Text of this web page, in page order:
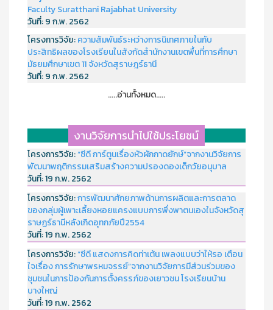
Faculty Suratthani Rajabhat University
วันที่:9 ก.พ. 2562
โครงการวิจัย:ความสัมพันธ์ระหว่างการนิเทศภายในกับ
ประสิทธิผลของโรงเรียนในสังกัดสำนักงานเขตพื้นที่การศึกษา
มัธยมศึกษาเขต 11 จังหวัดสุราษฎร์ธานี
วันที่:9 ก.พ. 2562
.....อ่านทั้งหมด.....
งานวิจัยการนำไปใช้ประโยชน์
โครงการวิจัย:“ซีดี การ์ตูนเรื่องหัวผักกาดยักษ์”จากงานวิจัยการ
พัฒนาพฤติกรรมเสริมสร้างความปรองดองเด็กวัยอนุบาล
วันที่:19 ก.พ. 2562
โครงการวิจัย:การพัฒนาศักยภาพด้านการผลิตและการตลาด
ของกลุ่มผู้เพาะเลี้ยงหอยแครงแบบการพึ่งพาตนเองในจังหวัดสุ
ราษฏร์ธานีหลังเกิดอุทกภัยปี2554
วันที่:19 ก.พ. 2562
โครงการวิจัย:“ซีดี แสดงการคิดท่าเต้น เพลงแบบว่าให้รอ เตือน
ใจเรื่อง การรักษาพรหมจรรย์”จากงานวิจัยการมีส่วนร่วมของ
ชุมชนในการป้องกันการตั้งครรภ์ของเยาวชน โรงเรียนบ้าน
บางใหญ่
วันที่:19 ก.พ. 2562